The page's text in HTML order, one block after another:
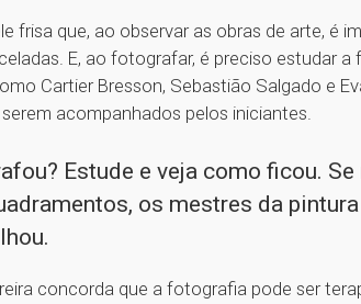
frisa que, ao observar as obras de arte, é
E, ao fotografar, é preciso estudar
Cartier Bresson, Sebastião Salgado e
acompanhados pelos iniciantes.
Estude e veja como ficou.
os mestres da
concorda que a fotografia pode ser